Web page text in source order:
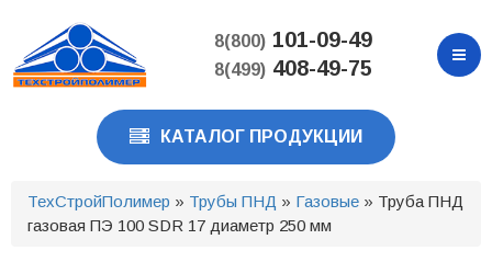
основному
содержанию
8(800)101-09-49
8(499)408-49-75
КАТАЛОГ ПРОДУКЦИИ
ТехСтройПолимер » Трубы ПНД » Газовые » Труба ПНД
газовая ПЭ 100 SDR 17 диаметр 250 мм